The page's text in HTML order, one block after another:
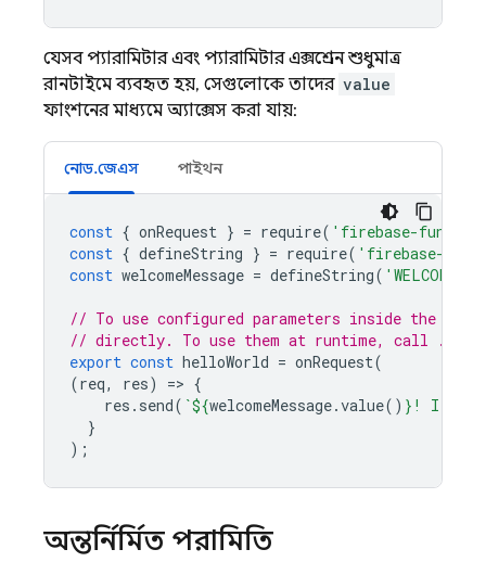
যেসব প্যারামিটার এবং প্যারামিটার এক্সপ্রেশন শুধুমাত্র
রানটাইমে ব্যবহৃত হয়, সেগুলোকে তাদের value
ফাংশনের মাধ্যমে অ্যাক্সেস করা যায়:
নোড.জেএস পাইথন
const { onRequest } = require( 'firebase-
const { defineString } = require( 'firebase-
const welcomeMessage = defineString(
// To use configured parameters inside the
// directly. To use them at runtime, call
export const helloWorld = onRequest(
(req, res) => {
res . send( `${welcomeMessage.value() } ! I am
}
);
অন্তর্নির্মিত পরামিতি